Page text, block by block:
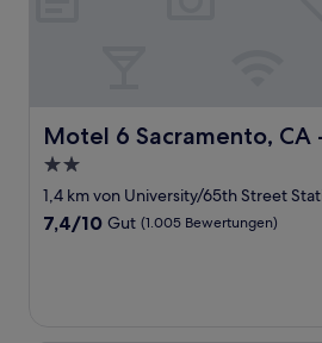
Motel 6 Sacramento, CA
Motel 6 Sacramento, CA -
2.0-
Sterne-
Unterkunft
1,4 km von University/65th Street
7.4
7,4/10 Gut (1.005 Bewertungen)